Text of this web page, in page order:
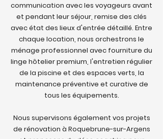
communication avec les voyageurs avant
et pendant leur séjour, remise des clés
avec état des lieux d'entrée détaillé. Entre
chaque location, nous orchestrons le
ménage professionnel avec fourniture du
linge hôtelier premium, l'entretien régulier
de la piscine et des espaces verts, la
maintenance préventive et curative de
tous les équipements.
Nous supervisons également vos projets
de rénovation à Roquebrune-sur-Argens